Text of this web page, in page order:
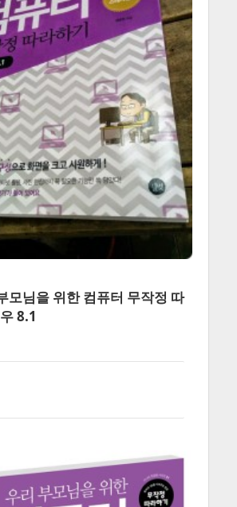
모님을 위한 컴퓨터 무작정 따
8.1